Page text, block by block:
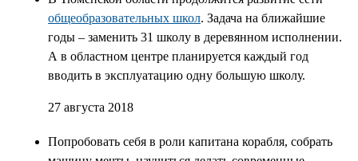
общеобразовательных школ. Задача на ближайшие
годы – заменить 31 школу в деревянном исполнении.
А в областном центре планируется каждый год
вводить в эксплуатацию одну большую школу.
27 августа 2018
Попробовать себя в роли капитана корабля, собрать